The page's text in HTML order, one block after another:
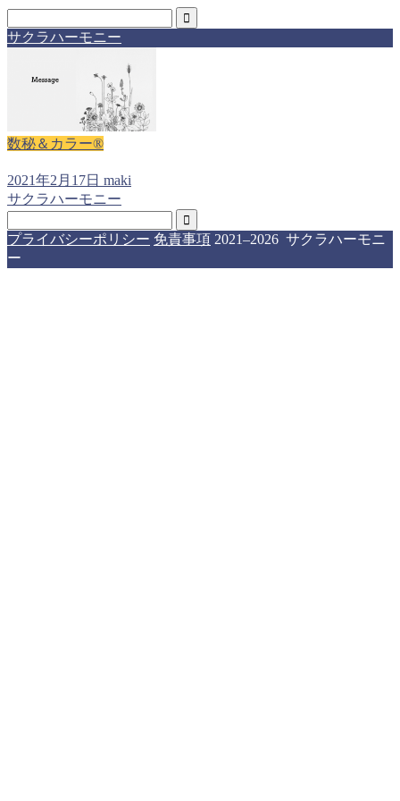
サクラハーモニー
数秘＆カラー®
2021年2月17日 maki
サクラハーモニー
プライバシーポリシー 免責事項 2021–2026 サクラハーモニ
ー